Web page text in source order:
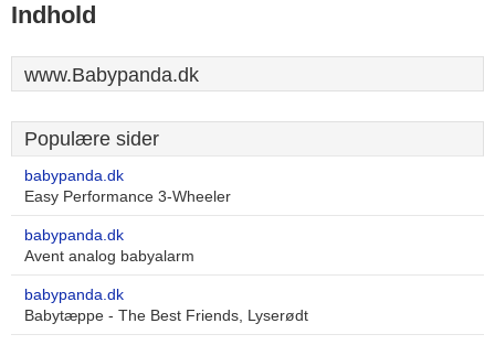
Indhold
www.Babypanda.dk
Populære sider
babypanda.dk
Easy Performance 3-Wheeler
babypanda.dk
Avent analog babyalarm
babypanda.dk
Babytæppe - The Best Friends, Lyserødt